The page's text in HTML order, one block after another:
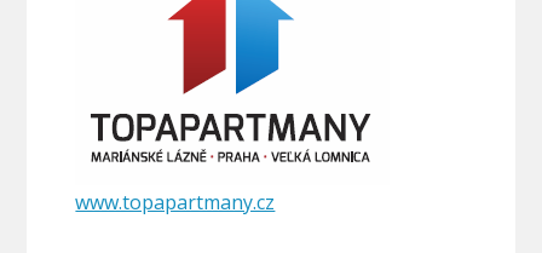
www.topapartmany.cz